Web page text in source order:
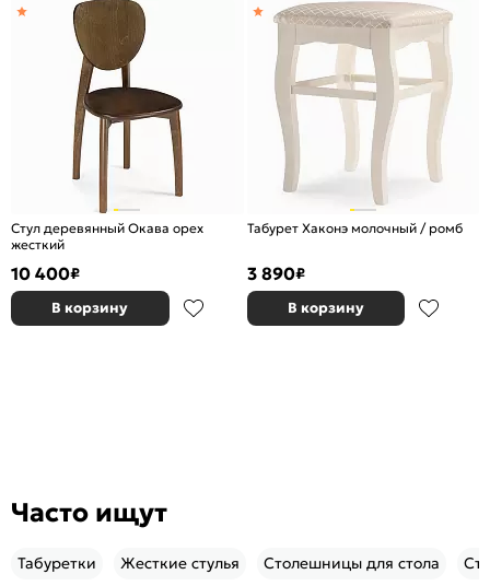
Стул деревянный Окава орех
жесткий
10 400₽
В корзину
Табурет Хаконэ молочный / ромб
3 890₽
В корзину
Часто ищут
Табуретки Жесткие стулья Столешницы для стола